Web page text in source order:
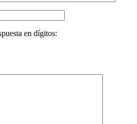
en dígitos: